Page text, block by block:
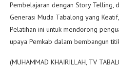
Pembelajaran dengan Story Telling,
Generasi Muda Tabalong yang
Pelatihan ini untuk mendorong
upaya Pemkab dalam bembangun
(MUHAMMAD KHAIRILLAH, TV